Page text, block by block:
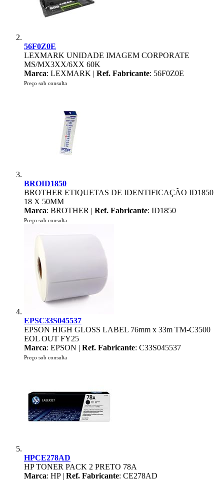
56F0Z0E
LEXMARK UNIDADE IMAGEM CORPORATE
MS/MX3XX/6XX 60K
Marca: LEXMARK | Ref. Fabricante: 56F0Z0E
Preço sob consulta
BROID1850
BROTHER ETIQUETAS DE IDENTIFICAÇÃO ID1850
18 X 50MM
Marca: BROTHER | Ref. Fabricante: ID1850
Preço sob consulta
EPSC33S045537
EPSON HIGH GLOSS LABEL 76mm x 33m TM-C3500
EOL OUT FY25
Marca: EPSON | Ref. Fabricante: C33S045537
Preço sob consulta
HPCE278AD
HP TONER PACK 2 PRETO 78A
Marca: HP | Ref. Fabricante: CE278AD